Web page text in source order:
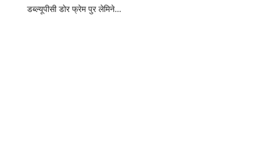
डब्ल्यूपीसी डोर फ्रेम पुर लेमिनेशन मशीन